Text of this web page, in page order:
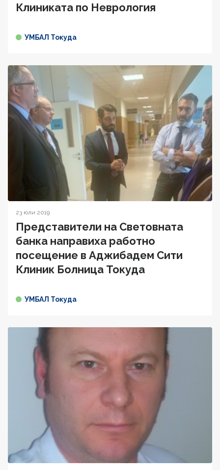
Клиниката по Неврология
УМБАЛ Токуда
23 юли 2019
Представители на Световната
банка направиха работно
посещение в Аджибадем Сити
Клиник Болница Токуда
УМБАЛ Токуда